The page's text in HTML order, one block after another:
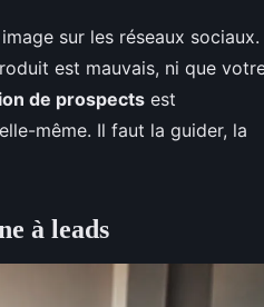
sur les réseaux sociaux.
est mauvais, ni que
de prospects est
même. Il faut la guider, la
à leads